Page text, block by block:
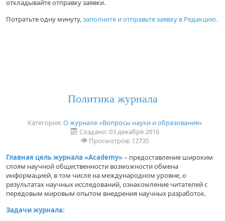
откладывайте отправку заявки.
Потратьте одну минуту,заполните и отправьте заявку в Редакцию.
Политика журнала
Категория:О журнале «Вопросы науки и образования»
Создано: 03 декабря 2016
Просмотров: 12735
Главная цель журнала «Academy»– предоставление широким
слоям научной общественности возможности обмена
информацией, в том числе на международном уровне, о
результатах научных исследований, ознакомление читателей с
передовым мировым опытом внедрения научных разработок.
Задачи журнала: